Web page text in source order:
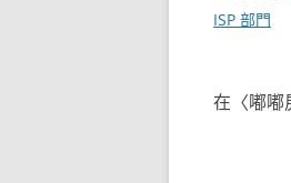
章
ISP 部門
在〈嘟嘟